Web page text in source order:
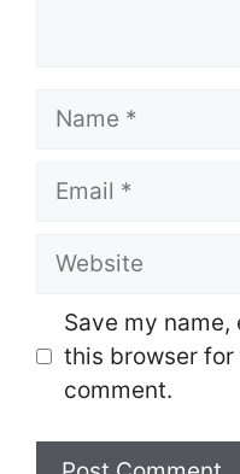
Name
Email
Website
Save my
this browser
comment.